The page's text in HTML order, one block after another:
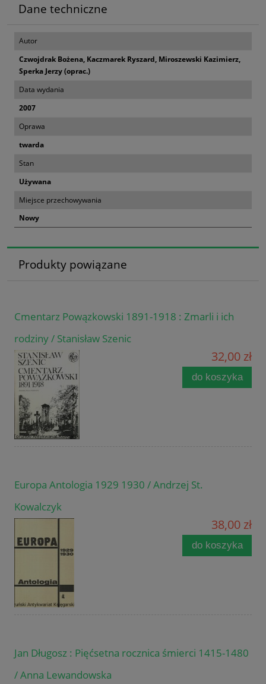
Dane techniczne
Autor
Czwojdrak Bożena, Kaczmarek Ryszard, Miroszewski Kazimierz,
Sperka Jerzy (oprac.)
Data wydania
2007
Oprawa
twarda
Stan
Używana
Miejsce przechowywania
Nowy
Produkty powiązane
Cmentarz Powązkowski 1891-1918 : Zmarli i ich
rodziny / Stanisław Szenic
32,00 zł
do koszyka
Europa Antologia 1929 1930 / Andrzej St.
Kowalczyk
38,00 zł
do koszyka
Jan Długosz : Pięćsetna rocznica śmierci 1415-1480
/ Anna Lewandowska